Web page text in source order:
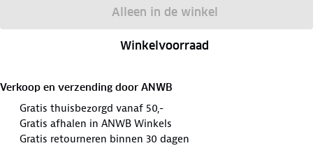
Alleen in de winkel
Winkelvoorraad
Verkoop en verzending door ANWB
Gratis thuisbezorgd vanaf 50,-
Gratis afhalen in ANWB Winkels
Gratis retourneren binnen 30 dagen